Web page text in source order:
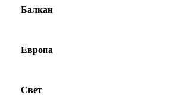
Балкан
Европа
Свет